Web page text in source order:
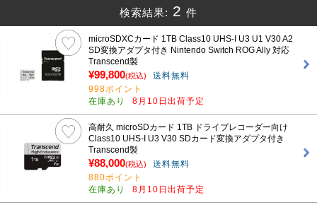
検索結果: 2 件
microSDXCカード 1TB Class10 UHS-I U3 U1 V30 A2
SD変換アダプタ付き Nintendo Switch ROG Ally 対応
Transcend製
¥99,800(税込)
送料無料
998ポイント
在庫あり
8月10日出荷予定
高耐久 microSDカード 1TB ドライブレコーダー向け
Class10 UHS-I U3 V30 SDカード変換アダプタ付き
Transcend製
¥88,000(税込)
送料無料
880ポイント
在庫あり
8月10日出荷予定